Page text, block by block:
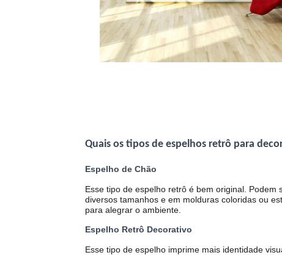
Quais os tipos de espelhos retrô para
Espelho de Chão
Esse tipo de espelho retrô é bem original. Podem
diversos tamanhos e em molduras coloridas ou
para alegrar o ambiente.
Espelho Retrô Decorativo
Esse tipo de espelho imprime mais identidade